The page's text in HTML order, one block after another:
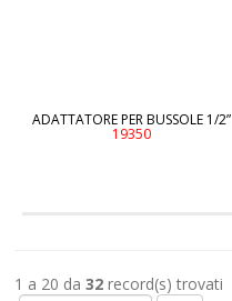
ADATTATORE PER BUSSOLE 1/2”
19350
1 a 20 da 32 record(s) trovati